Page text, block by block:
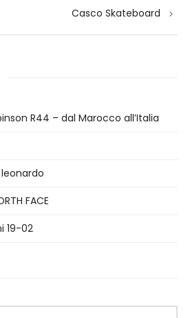
Casco Skateboard
R44 – dal Marocco all’Italia
FACE
19-02